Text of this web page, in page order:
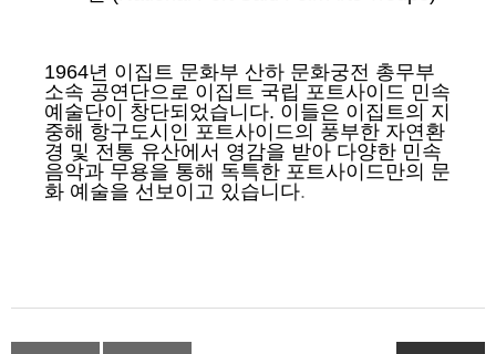
1964년 이집트 문화부 산하 문화궁전 총무부
소속 공연단으로 이집트 국립 포트사이드 민속
예술단이 창단되었습니다. 이들은 이집트의 지
중해 항구도시인 포트사이드의 풍부한 자연환
경 및 전통 유산에서 영감을 받아 다양한 민속
음악과 무용을 통해 독특한 포트사이드만의 문
화 예술을 선보이고 있습니다.